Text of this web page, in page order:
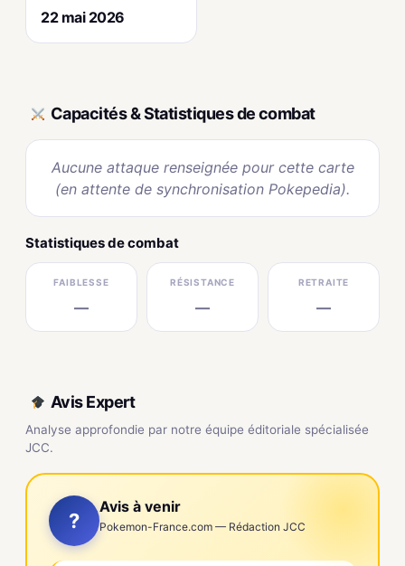
22 mai 2026
Capacités & Statistiques de combat
Aucune attaque renseignée pour cette carte
(en attente de synchronisation Pokepedia).
Statistiques de combat
FAIBLESSE
—
RÉSISTANCE
—
RETRAITE
—
Avis Expert
Analyse approfondie par notre équipe éditoriale spécialisée
JCC.
?
Avis à venir
Pokemon-France.com — Rédaction JCC